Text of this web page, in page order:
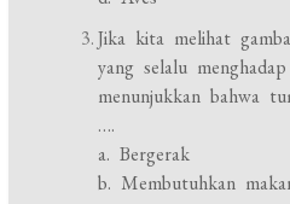
Jika kita melihat
yang selalu
menunjukkan bahwa
….
a. Bergerak
b. Membutuhkan